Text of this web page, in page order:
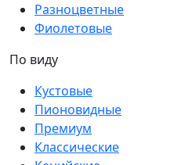
Разноцветные
Фиолетовые
По виду
Кустовые
Пионовидные
Премиум
Классические